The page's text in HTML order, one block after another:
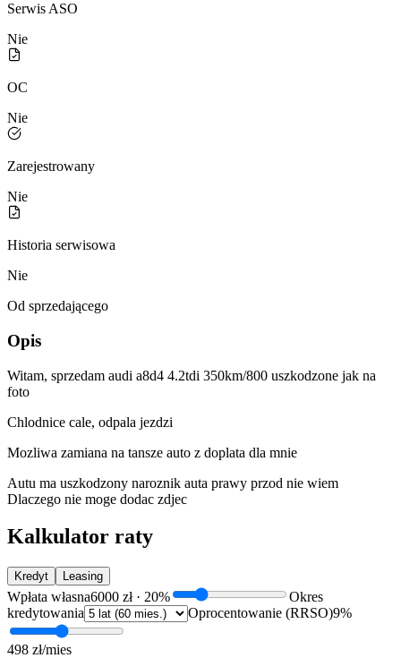
Serwis ASO
Nie
OC
Nie
Zarejestrowany
Nie
Historia serwisowa
Nie
Od sprzedającego
Opis
Witam, sprzedam audi a8d4 4.2tdi 350km/800 uszkodzone jak na
foto
Chlodnice cale, odpala jezdzi
Mozliwa zamiana na tansze auto z doplata dla mnie
Autu ma uszkodzony naroznik auta prawy przod nie wiem
Dlaczego nie moge dodac zdjec
Kalkulator raty
Kredyt Leasing
Wpłata własna6000 zł· 20%
Okres
kredytowania
Oprocentowanie (RRSO)9%
498 zł/mies